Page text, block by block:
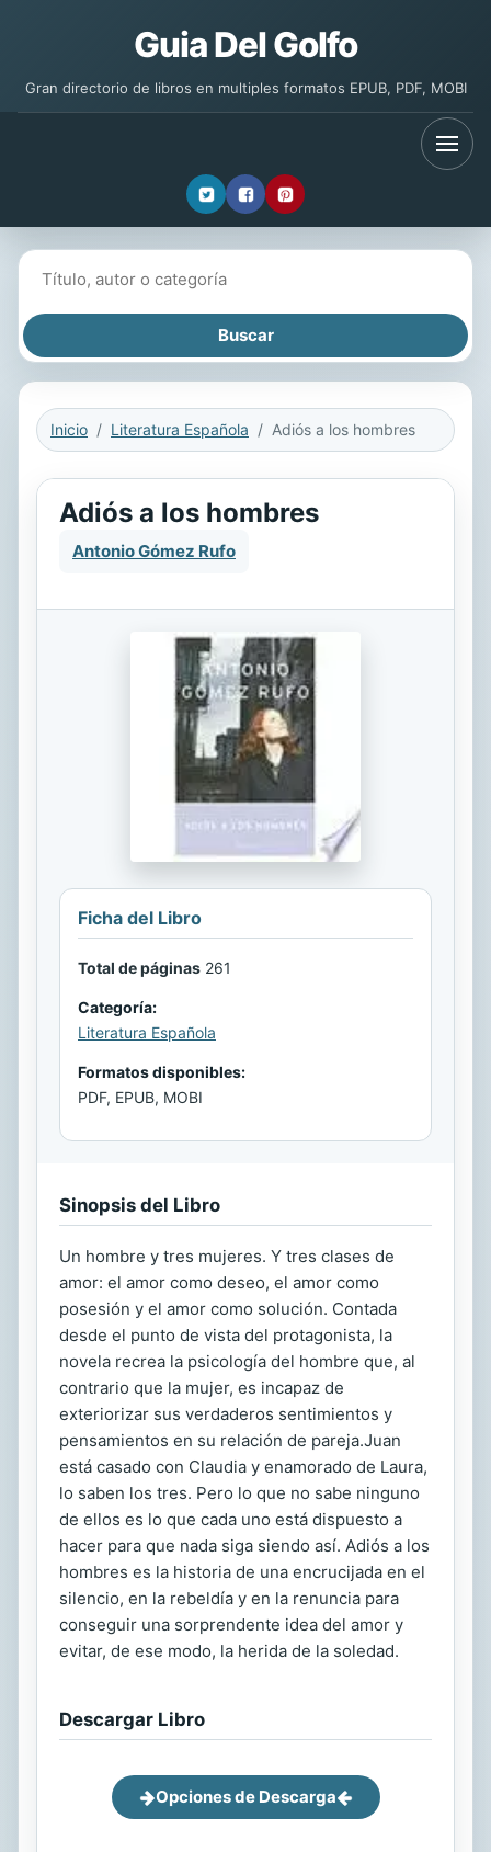
Guia Del Golfo
Gran directorio de libros en multiples formatos EPUB, PDF, MOBI
Inicio Literatura Española Adiós a los hombres
Adiós a los hombres
Antonio Gómez Rufo
Ficha del Libro
Total de páginas 261
Categoría:
Literatura Española
Formatos disponibles:
PDF, EPUB, MOBI
Sinopsis del Libro
Un hombre y tres mujeres. Y tres clases de
amor: el amor como deseo, el amor como
posesión y el amor como solución. Contada
desde el punto de vista del protagonista, la
novela recrea la psicología del hombre que, al
contrario que la mujer, es incapaz de
exteriorizar sus verdaderos sentimientos y
pensamientos en su relación de pareja.Juan
está casado con Claudia y enamorado de Laura,
lo saben los tres. Pero lo que no sabe ninguno
de ellos es lo que cada uno está dispuesto a
hacer para que nada siga siendo así. Adiós a los
hombres es la historia de una encrucijada en el
silencio, en la rebeldía y en la renuncia para
conseguir una sorprendente idea del amor y
evitar, de ese modo, la herida de la soledad.
Descargar Libro
Opciones de Descarga